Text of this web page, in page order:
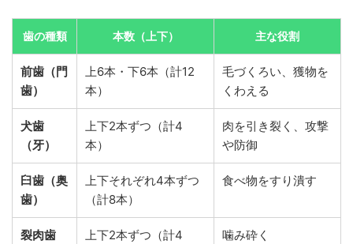
歯の種類 本数（上下） 主な役割
前歯（門
歯）
上6本・下6本（計12
本）
毛づくろい、獲物を
くわえる
犬歯
（牙）
上下2本ずつ（計4
本）
肉を引き裂く、攻撃
や防御
臼歯（奥
歯）
上下それぞれ4本ずつ
（計8本）
食べ物をすり潰す
裂肉歯
上下2本ずつ（計4
噛み砕く